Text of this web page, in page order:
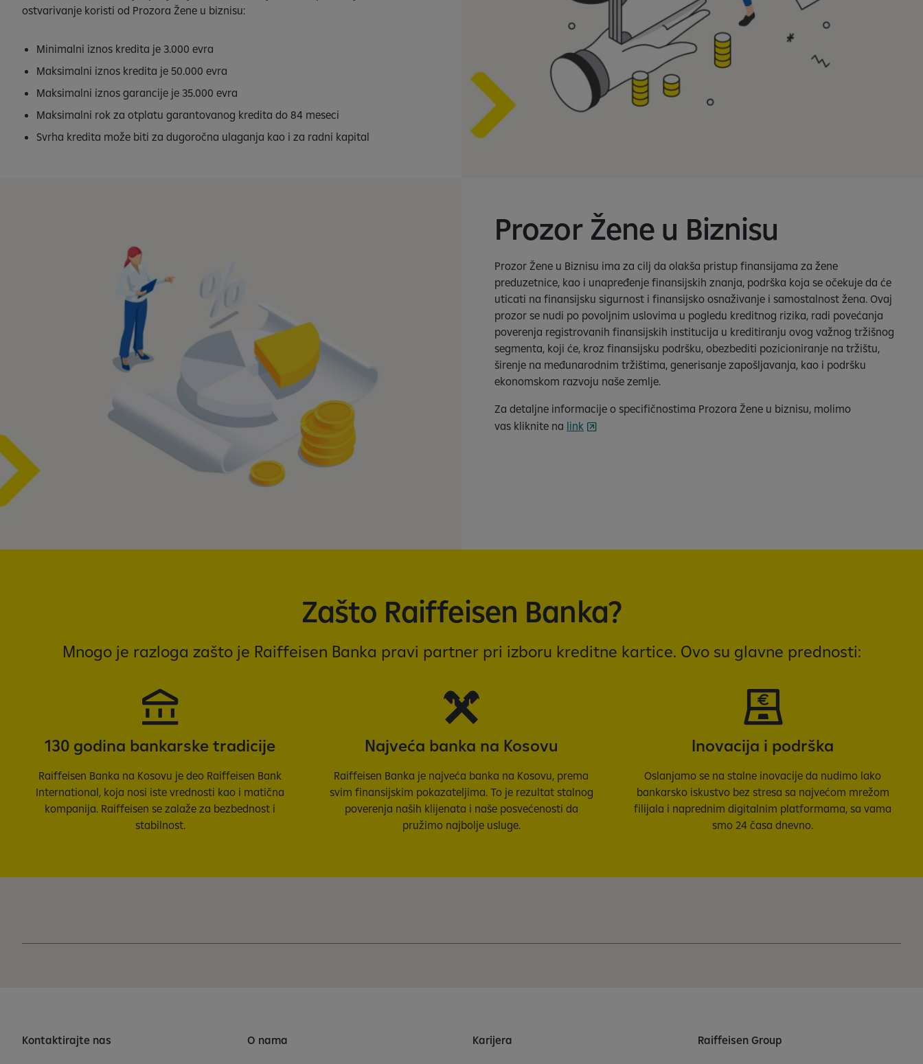
ostvarivanje koristi od Prozora Žene u biznisu:
Minimalni iznos kredita je 3.000 evra
Maksimalni iznos kredita je 50.000 evra
Maksimalni iznos garancije je 35.000 evra
Maksimalni rok za otplatu garantovanog kredita do 84 meseci
Svrha kredita može biti za dugoročna ulaganja kao i za radni kapital
Prozor Žene u Biznisu
Prozor Žene u Biznisu ima za cilj da olakša pristup finansijama za žene
preduzetnice, kao i unapređenje finansijskih znanja, podrška koja se očekuje da će
uticati na finansijsku sigurnost i finansijsko osnaživanje i samostalnost žena. Ovaj
prozor se nudi po povoljnim uslovima u pogledu kreditnog rizika, radi povećanja
poverenja registrovanih finansijskih institucija u kreditiranju ovog važnog tržišnog
segmenta, koji će, kroz finansijsku podršku, obezbediti pozicioniranje na tržištu,
širenje na međunarodnim tržištima, generisanje zapošljavanja, kao i podršku
ekonomskom razvoju naše zemlje.
Za detaljne informacije o specifičnostima Prozora Žene u biznisu, molimo
vas kliknite na link
Zašto Raiffeisen Banka?
Mnogo je razloga zašto je Raiffeisen Banka pravi partner pri izboru kreditne kartice. Ovo su glavne prednosti:
130 godina bankarske tradicije
Raiffeisen Banka na Kosovu je deo Raiffeisen Bank
International, koja nosi iste vrednosti kao i matična
kompanija. Raiffeisen se zalaže za bezbednost i
stabilnost.
Najveća banka na Kosovu
Raiffeisen Banka je najveća banka na Kosovu, prema
svim finansijskim pokazateljima. To je rezultat stalnog
poverenja naših klijenata i naše posvećenosti da
pružimo najbolje usluge.
Inovacija i podrška
Oslanjamo se na stalne inovacije da nudimo lako
bankarsko iskustvo bez stresa sa najvećom mrežom
filijala i naprednim digitalnim platformama, sa vama
smo 24 časa dnevno.
Kontaktirajte nas O nama Karijera Raiffeisen Group